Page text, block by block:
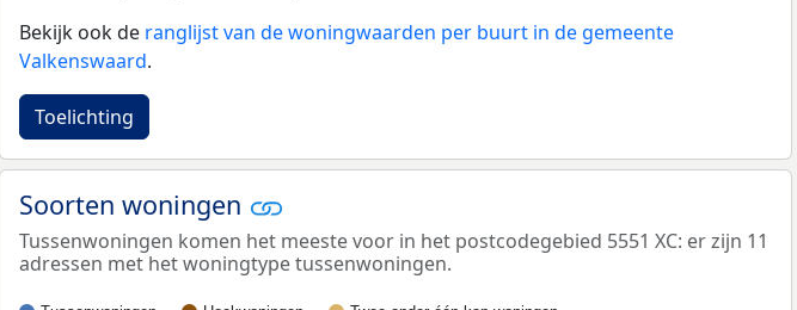
Bekijk ook de ranglijst van de woningwaarden per buurt in de gemeente
Valkenswaard.
Toelichting
Soorten woningen
Tussenwoningen komen het meeste voor in het postcodegebied 5551 XC: er zijn 11
adressen met het woningtype tussenwoningen.